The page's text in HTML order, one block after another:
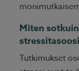
Miten
Tutkimukset